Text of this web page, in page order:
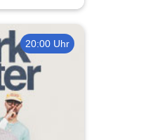
20:00 Uhr